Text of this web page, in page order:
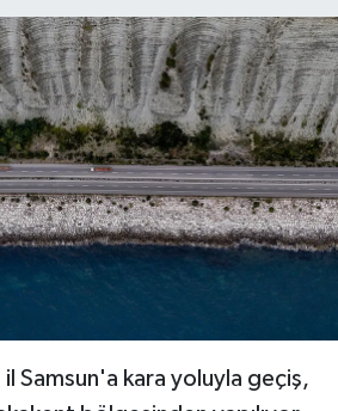
Samsun'a kara yoluyla geçiş,